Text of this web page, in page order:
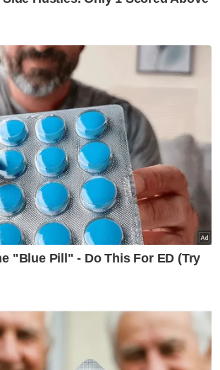
Syafeera membenarkan
jamin sebanyak RM15,000
penjamin dan memenuhi
iaitu melaporkan diri di balai
bulan dan dilarang
keluarga dan saksi
14 Jun depan untuk
kes.
media melaporkan
bagi membantu
kes amang seksual fizikal
lelakinya berusia 14 tahun.
seorang lelaki ditahan selepas
merakam adegan amang